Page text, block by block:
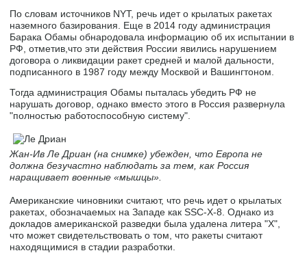
По словам источников NYT, речь идет о крылатых ракетах
наземного базирования. Еще в 2014 году администрация
Барака Обамы обнародовала информацию об их испытании в
РФ, отметив,что эти действия России явились нарушением
договора о ликвидации ракет средней и малой дальности,
подписанного в 1987 году между Москвой и Вашингтоном.
Тогда администрация Обамы пыталась убедить РФ не
нарушать договор, однако вместо этого в Россия развернула
"полностью работоспособную систему".
Жан-Ив Ле Дриан (на снимке) убежден, что Европа не
должна безучастно наблюдать за тем, как Россия
наращивает военные «мышцы».
Американские чиновники считают, что речь идет о крылатых
ракетах, обозначаемых на Западе как SSC-X-8. Однако из
докладов американской разведки была удалена литера "X",
что может свидетельствовать о том, что ракеты считают
находящимися в стадии разработки.